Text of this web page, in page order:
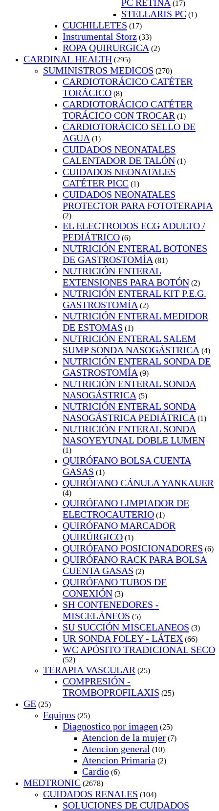
PC RETINA (17)
STELLARIS PC (1)
CUCHILLETES (17)
Instrumental Storz (33)
ROPA QUIRURGICA (2)
CARDINAL HEALTH (295)
SUMINISTROS MEDICOS (270)
CARDIOTORÁCICO CATÉTER
TORÁCICO (8)
CARDIOTORÁCICO CATÉTER
TORÁCICO CON TROCAR (1)
CARDIOTORÁCICO SELLO DE
AGUA (1)
CUIDADOS NEONATALES
CALENTADOR DE TALÓN (1)
CUIDADOS NEONATALES
CATÉTER PICC (1)
CUIDADOS NEONATALES
PROTECTOR PARA FOTOTERAPIA
(2)
EL ELECTRODOS ECG ADULTO /
PEDIÁTRICO (6)
NUTRICIÓN ENTERAL BOTONES
DE GASTROSTOMÍA (81)
NUTRICIÓN ENTERAL
EXTENSIONES PARA BOTÓN (2)
NUTRICIÓN ENTERAL KIT P.E.G.
GASTROSTOMÍA (2)
NUTRICIÓN ENTERAL MEDIDOR
DE ESTOMAS (1)
NUTRICIÓN ENTERAL SALEM
SUMP SONDA NASOGÁSTRICA (4)
NUTRICIÓN ENTERAL SONDA DE
GASTROSTOMÍA (9)
NUTRICIÓN ENTERAL SONDA
NASOGÁSTRICA (5)
NUTRICIÓN ENTERAL SONDA
NASOGÁSTRICA PEDIÁTRICA (1)
NUTRICIÓN ENTERAL SONDA
NASOYEYUNAL DOBLE LUMEN
(1)
QUIRÓFANO BOLSA CUENTA
GASAS (1)
QUIRÓFANO CÁNULA YANKAUER
(4)
QUIRÓFANO LIMPIADOR DE
ELECTROCAUTERIO (1)
QUIRÓFANO MARCADOR
QUIRÚRGICO (1)
QUIRÓFANO POSICIONADORES (6)
QUIRÓFANO RACK PARA BOLSA
CUENTA GASAS (2)
QUIRÓFANO TUBOS DE
CONEXIÓN (3)
SH CONTENEDORES -
MISCELÁNEOS (5)
SU SUCCIÓN MISCELANEOS (3)
UR SONDA FOLEY - LÁTEX (66)
WC APÓSITO TRADICIONAL SECO
(52)
TERAPIA VASCULAR (25)
COMPRESIÓN -
TROMBOPROFILAXIS (25)
GE (25)
Equipos (25)
Diagnostico por imagen (25)
Atencion de la mujer (7)
Atencion general (10)
Atencion Primaria (2)
Cardio (6)
MEDTRONIC (2678)
CUIDADOS RENALES (104)
SOLUCIONES DE CUIDADOS